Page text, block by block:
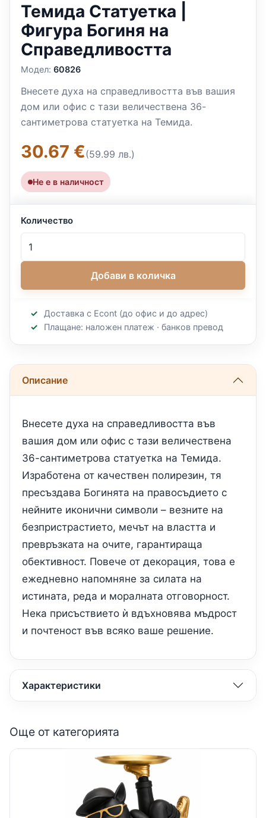
Темида Статуетка |
Фигура Богиня на
Справедливостта
Модел:60826
Внесете духа на справедливостта във вашия
дом или офис с тази величествена 36-
сантиметрова статуетка на Темида.
30.67 €(59.99 лв.)
Не е в наличност
Количество
Добави в количка
Доставка с Econt (до офис и до адрес)
Плащане: наложен платеж · банков превод
Описание
Внесете духа на справедливостта във
вашия дом или офис с тази величествена
36-сантиметрова статуетка на Темида.
Изработена от качествен полирезин, тя
пресъздава Богинята на правосъдието с
нейните иконични символи – везните на
безпристрастието, мечът на властта и
превръзката на очите, гарантираща
обективност. Повече от декорация, това е
ежедневно напомняне за силата на
истината, реда и моралната отговорност.
Нека присъствието ѝ вдъхновява мъдрост
и почтеност във всяко ваше решение.
Характеристики
Още от категорията